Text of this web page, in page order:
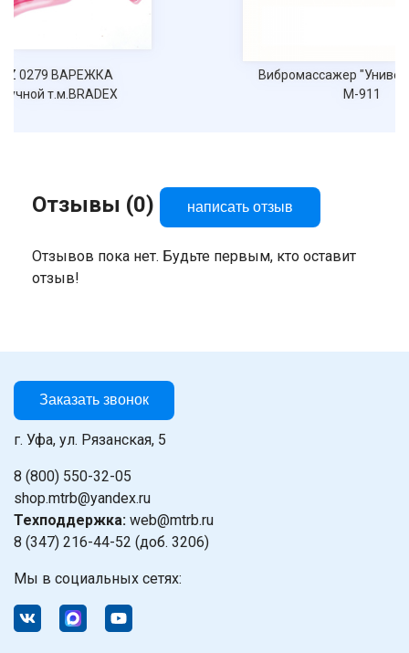
Вибромассажер "Универсальный"
Отзывы (0) написать отзыв
Отзывов пока нет. Будьте первым, кто оставит
отзыв!
Заказать звонок
г. Уфа, ул. Рязанская, 5
8 (800) 550-32-05
shop.mtrb@yandex.ru
Техподдержка: web@mtrb.ru
8 (347) 216-44-52 (доб. 3206)
Мы в социальных сетях: